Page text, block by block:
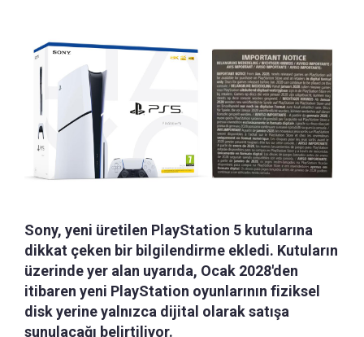
Sony, yeni üretilen PlayStation 5 kutularına
dikkat çeken bir bilgilendirme ekledi. Kutuların
üzerinde yer alan uyarıda, Ocak 2028'den
itibaren yeni PlayStation oyunlarının fiziksel
disk yerine yalnızca dijital olarak satışa
sunulacağı belirtiliyor.